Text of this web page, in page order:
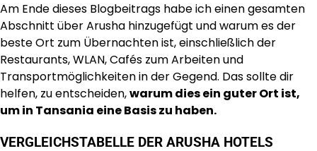
Am Ende dieses Blogbeitrags habe ich einen gesamten
Abschnitt über Arusha hinzugefügt und warum es der
beste Ort zum Übernachten ist, einschließlich der
Restaurants, WLAN, Cafés zum Arbeiten und
Transportmöglichkeiten in der Gegend. Das sollte dir
helfen, zu entscheiden,warum dies ein guter Ort ist,
um in Tansania eine Basis zu haben.
VERGLEICHSTABELLE DER ARUSHA HOTELS